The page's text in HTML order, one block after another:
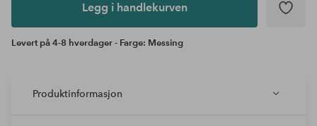
Legg i handlekurven
Levert på 4-8 hverdager - Farge: Messing
Produktinformasjon